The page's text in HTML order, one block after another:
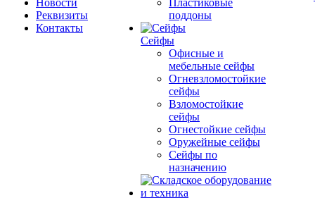
Реквизиты
Контакты
поддоны
Сейфы
Офисные и
мебельные сейфы
Огневзломостойкие
сейфы
Взломостойкие
сейфы
Огнестойкие сейфы
Оружейные сейфы
Сейфы по
назначению